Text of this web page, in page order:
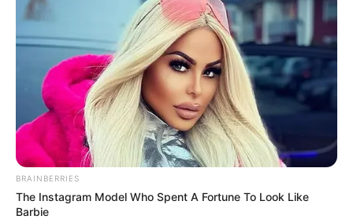
BRAINBERRIES
The Instagram Model Who Spent A Fortune To Look Like
Barbie